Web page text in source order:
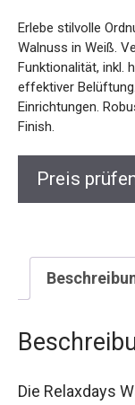
Erlebe stilvolle
Walnuss in Weiß.
Funktionalität, inkl.
effektiver
Einrichtungen.
Finish.
Preis
Die Relaxdays